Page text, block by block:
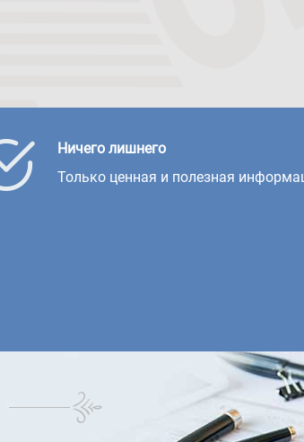
Ничего лишнего
Только ценная и полезная